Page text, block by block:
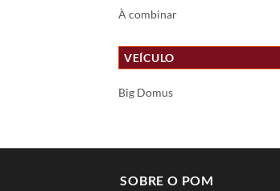
À combinar
VEÍCULO
Big Domus
SOBRE O POM